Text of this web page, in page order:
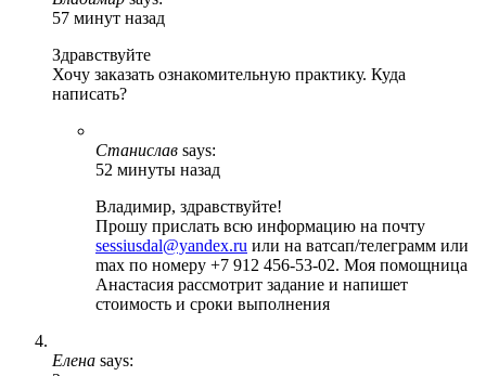
57 минут назад
Здравствуйте
Хочу заказать ознакомительную практику. Куда
написать?
Станислав says:
52 минуты назад
Владимир, здравствуйте!
Прошу прислать всю информацию на почту
sessiusdal@yandex.ru или на ватсап/телеграмм или
max по номеру +7 912 456-53-02. Моя помощница
Анастасия рассмотрит задание и напишет
стоимость и сроки выполнения
Елена says: